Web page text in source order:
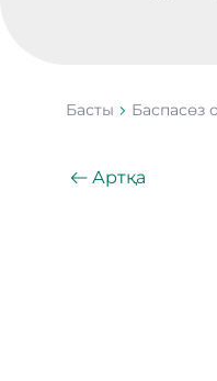
Басты Баспасөз
Артқа